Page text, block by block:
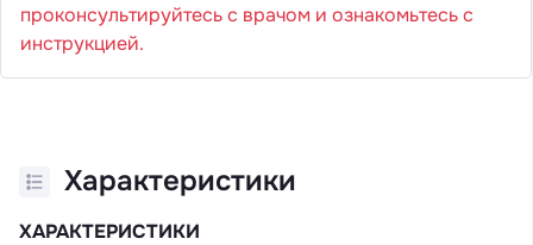
проконсультируйтесь с врачом и ознакомьтесь с
инструкцией.
Характеристики
ХАРАКТЕРИСТИКИ